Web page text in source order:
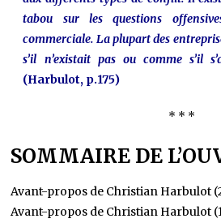
tabou sur les questions
commerciale. La plupart des
s’il n’existait pas ou comme s’il
(Harbulot, p.175)
* * *
SOMMAIRE DE
Avant-propos de Christian Harbulot
Avant-propos de Christian Harbulot